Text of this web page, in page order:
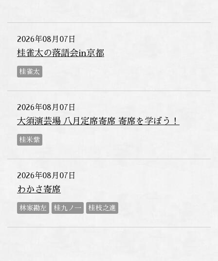
2026年08月07日
桂雀太の落語会in京都
桂雀太
2026年08月07日
大須演芸場 八月定席寄席 寄席を学ぼう！
桂米紫
2026年08月07日
わかさ寄席
林家勘左 桂九ノ一 桂枝之進